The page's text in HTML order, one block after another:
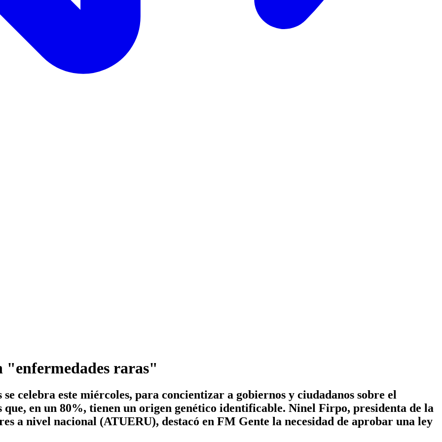
"enfermedades raras"
celebra este miércoles, para concientizar a gobiernos y ciudadanos sobre el
que, en un 80%, tienen un origen genético identificable. Ninel Firpo, presidenta de la
a nivel nacional (ATUERU), destacó en FM Gente la necesidad de aprobar una ley